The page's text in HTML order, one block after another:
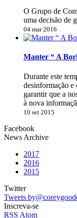
O Grupo de
uma decisão de
04 mar 2016
Manter “ A
Durante este
desinformação e
garantir que a
à nova
10 set 2015
Facebook
News Archive
2017
2016
2015
Twitter
Tweets
Inscreva-se
RSS Atom